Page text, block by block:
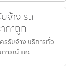
จ้าง รถ
คาถูก
รรับจ้าง บริการทั่ว
ารณ์ และ